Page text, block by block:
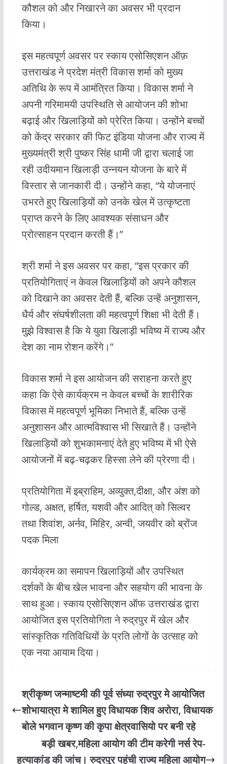
कौशल को और निखारने का अवसर भी प्रदान
किया।
इस महत्वपूर्ण अवसर पर स्काय एसोसिएशन ऑफ़
उत्तराखंड ने प्रदेश मंत्री विकास शर्मा को मुख्य
अतिथि के रूप में आमंत्रित किया। विकास शर्मा ने
अपनी गरिमामयी उपस्थिति से आयोजन की शोभा
बढ़ाई और खिलाड़ियों को प्रेरित किया। उन्होंने बच्चों
को केंद्र सरकार की फिट इंडिया योजना और राज्य में
मुख्यमंत्री श्री पुष्कर सिंह धामी जी द्वारा चलाई जा
रही उदीयमान खिलाड़ी उन्नयन योजना के बारे में
विस्तार से जानकारी दी। उन्होंने कहा, “ये योजनाएं
उभरते हुए खिलाड़ियों को उनके खेल में उत्कृष्टता
प्राप्त करने के लिए आवश्यक संसाधन और
प्रोत्साहन प्रदान करती हैं।”
श्री शर्मा ने इस अवसर पर कहा, “इस प्रकार की
प्रतियोगिताएं न केवल खिलाड़ियों को अपने कौशल
को दिखाने का अवसर देती हैं, बल्कि उन्हें अनुशासन,
धैर्य और संघर्षशीलता की महत्वपूर्ण शिक्षा भी देती हैं।
मुझे विश्वास है कि ये युवा खिलाड़ी भविष्य में राज्य और
देश का नाम रोशन करेंगे।”
विकास शर्मा ने इस आयोजन की सराहना करते हुए
कहा कि ऐसे कार्यक्रम न केवल बच्चों के शारीरिक
विकास में महत्वपूर्ण भूमिका निभाते हैं, बल्कि उन्हें
अनुशासन और आत्मविश्वास भी सिखाते हैं। उन्होंने
खिलाड़ियों को शुभकामनाएं देते हुए भविष्य में भी ऐसे
आयोजनों में बढ़-चढ़कर हिस्सा लेने की प्रेरणा दी।
प्रतियोगिता में इब्राहिम, अव्युक्त,दीक्षा, और अंश को
गोल्ड, अक्षत, हर्षित, यशवी और आदित् को सिल्वर
तथा शिवांश, अर्नव, मिहिर, अन्वी, जयवीर को ब्रोंज
पदक मिला
कार्यक्रम का समापन खिलाड़ियों और उपस्थित
दर्शकों के बीच खेल भावना और सहयोग की भावना के
साथ हुआ। स्काय एसोसिएशन ऑफ उत्तराखंड द्वारा
आयोजित इस प्रतियोगिता ने रुद्रपुर में खेल और
सांस्कृतिक गतिविधियों के प्रति लोगों के उत्साह को
एक नया आयाम दिया।
श्रीकृष्ण जन्माष्टमी की पूर्व संध्या रुद्रपुर मे आयोजित
शोभायात्रा मे शामिल हुए विधायक शिव अरोरा, विधायक
बोले भगवान कृष्ण की कृपा क्षेत्रवासियो पर बनी रहे
बड़ी खबर,महिला आयोग की टीम करेगी नर्स रेप-
हत्याकांड की जांच। रुद्रपुर पहुंची राज्य महिला आयोग